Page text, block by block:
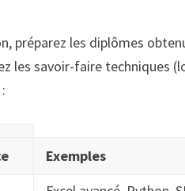
préparez les diplômes
les savoir-faire techniques
Exemples